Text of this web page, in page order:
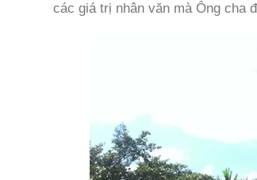
các giá trị nhân văn mà Ông cha